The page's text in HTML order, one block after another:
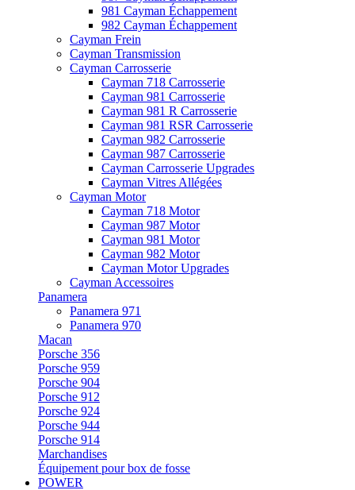
981 Cayman Échappement
982 Cayman Échappement
Cayman Frein
Cayman Transmission
Cayman Carrosserie
Cayman 718 Carrosserie
Cayman 981 Carrosserie
Cayman 981 R Carrosserie
Cayman 981 RSR Carrosserie
Cayman 982 Carrosserie
Cayman 987 Carrosserie
Cayman Carrosserie Upgrades
Cayman Vitres Allégées
Cayman Motor
Cayman 718 Motor
Cayman 987 Motor
Cayman 981 Motor
Cayman 982 Motor
Cayman Motor Upgrades
Cayman Accessoires
Panamera
Panamera 971
Panamera 970
Macan
Porsche 356
Porsche 959
Porsche 904
Porsche 912
Porsche 924
Porsche 944
Porsche 914
Marchandises
Équipement pour box de fosse
POWER